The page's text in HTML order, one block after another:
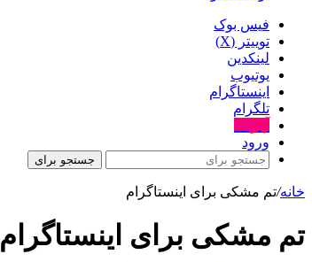
فیس بوک
توییتر (X)
لینکدین
یوتیوب
اینستاگرام
تلگرام
ورود
جستجو برای
خانه/تم مشکی برای اینستاگرام
تم مشکی برای اینستاگرام